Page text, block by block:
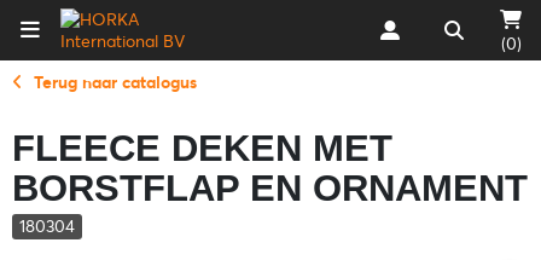
(0)
Terug naar catalogus
FLEECE DEKEN MET
BORSTFLAP EN ORNAMENT
180304